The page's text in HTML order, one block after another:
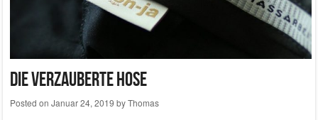
Die verzauberte Hose
Posted on Januar 24, 2019 byThomas